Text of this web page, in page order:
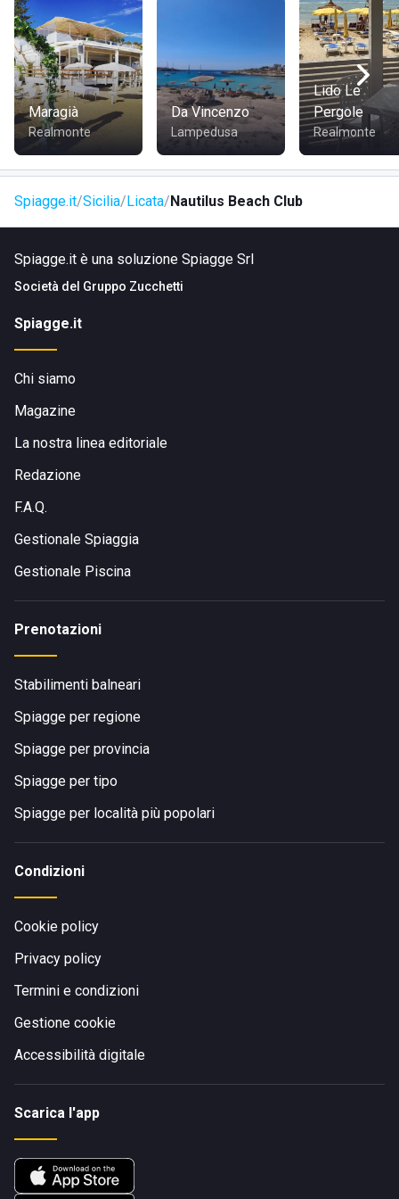
Maragià
Realmonte
Da Vincenzo
Lampedusa
Lido Le
Pergole
Realmonte
Spiagge.it Sicilia Licata Nautilus Beach Club
Spiagge.it è una soluzione Spiagge Srl
Società del Gruppo Zucchetti
Spiagge.it
Chi siamo
Magazine
La nostra linea editoriale
Redazione
F.A.Q.
Gestionale Spiaggia
Gestionale Piscina
Prenotazioni
Stabilimenti balneari
Spiagge per regione
Spiagge per provincia
Spiagge per tipo
Spiagge per località più popolari
Condizioni
Cookie policy
Privacy policy
Termini e condizioni
Gestione cookie
Accessibilità digitale
Scarica l'app